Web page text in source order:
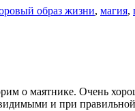
образ жизни, магия,
о маятнике. Очень
и при